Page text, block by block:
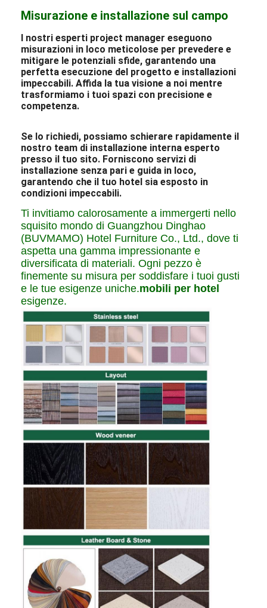
Misurazione e installazione sul campo
I nostri esperti project manager eseguono
misurazioni in loco meticolose per prevedere e
mitigare le potenziali sfide, garantendo una
perfetta esecuzione del progetto e installazioni
impeccabili. Affida la tua visione a noi mentre
trasformiamo i tuoi spazi con precisione e
competenza.
Se lo richiedi, possiamo schierare rapidamente il
nostro team di installazione interna esperto
presso il tuo sito. Forniscono servizi di
installazione senza pari e guida in loco,
garantendo che il tuo hotel sia esposto in
condizioni impeccabili.
Ti invitiamo calorosamente a immergerti nello
squisito mondo di Guangzhou Dinghao
(BUVMAMO) Hotel Furniture Co., Ltd., dove ti
aspetta una gamma impressionante e
diversificata di materiali. Ogni pezzo è
finemente su misura per soddisfare i tuoi gusti
e le tue esigenze uniche.mobili per hotel
esigenze.